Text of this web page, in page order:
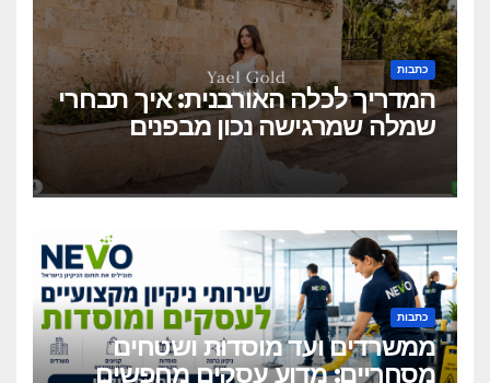
כתבות
המדריך לכלה האורבנית: איך תבחרי
שמלה שמרגישה נכון מבפנים
ונראית מושלם מבחוץ?
כתבות
ממשרדים ועד מוסדות ושטחים
מסחריים: מדוע עסקים מחפשים